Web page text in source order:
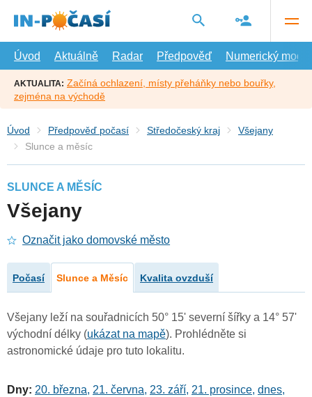
hlavní
Úvod
Aktuálně Radar Předpověď Numerický model
AKTUALITA: Začíná ochlazení, místy přeháňky nebo bouřky,
zejména na východě
Úvod Předpověď počasí Středočeský kraj
Všejany
Slunce a měsíc
SLUNCE A MĚSÍC
Všejany
Označit jako domovské město
Počasí Slunce a Měsíc Kvalita ovzduší
Všejany leží na souřadnicích 50° 15' severní šířky a 14° 57'
východní délky (ukázat na mapě). Prohlédněte si
astronomické údaje pro tuto lokalitu.
Dny: 20. března, 21. června, 23. září, 21. prosince, dnes,